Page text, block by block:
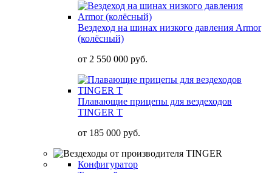
Вездеход на шинах низкого давления Armor
(колёсный)
от 2 550 000 руб.
Плавающие прицепы для вездеходов
TINGER T
от 185 000 руб.
Конфигуратор